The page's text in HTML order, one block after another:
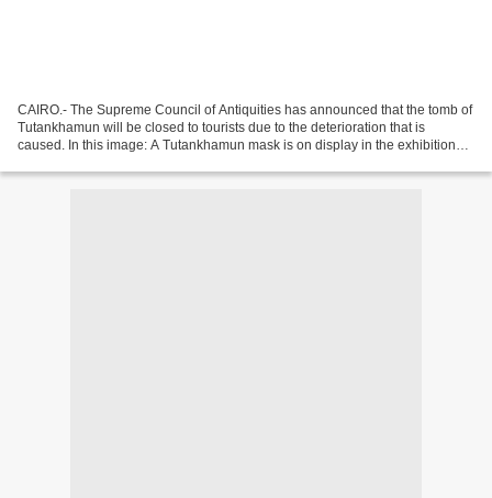
CAIRO.- The Supreme Council of Antiquities has announced that the tomb of
Tutankhamun will be closed to tourists due to the deterioration that is
caused. In this image: A Tutankhamun mask is on display in the exhibition